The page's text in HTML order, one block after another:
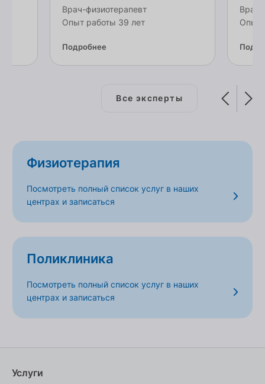
Врач-физиотерапевт
Опыт работы 39 лет
Подробнее
Врач-
Опыт
Все эксперты
Физиотерапия
Посмотреть полный список услуг в наших
центрах и записаться
Поликлиника
Посмотреть полный список услуг в наших
центрах и записаться
Услуги